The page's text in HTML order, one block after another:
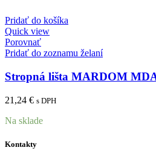
Pridať do košíka
Quick view
Porovnať
Pridať do zoznamu želaní
Stropná lišta MARDOM
21,24 € s DPH
Na sklade
Kontakty